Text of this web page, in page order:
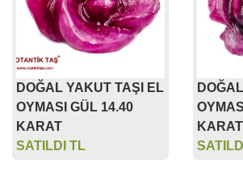
DOĞAL YAKUT TAŞI EL
OYMASI GÜL 14.40
KARAT
SATILDI TL
KARAT